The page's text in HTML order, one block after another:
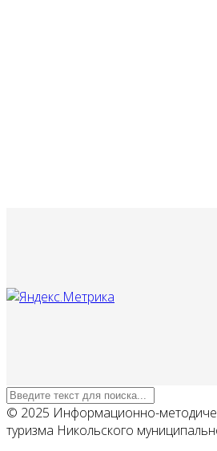
© 2025 Информационно-
туризма Никольского